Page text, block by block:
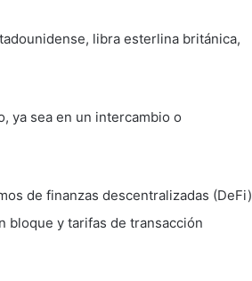
libra esterlina británica,
ya sea en un intercambio o
de finanzas descentralizadas (DeFi)
bloque y tarifas de transacción